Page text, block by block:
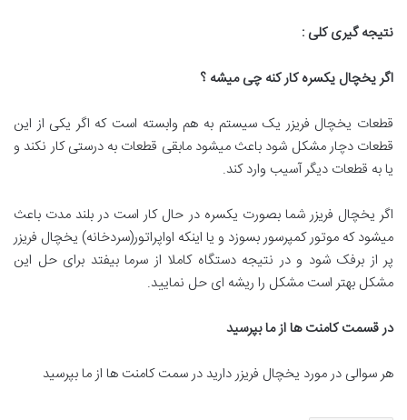
نتیجه گیری کلی :
اگر یخچال یکسره کار کنه چی میشه ؟
قطعات یخچال فریزر یک سیستم به هم وابسته است که اگر یکی از این
قطعات دچار مشکل شود باعث میشود مابقی قطعات به درستی کار نکند و
یا به قطعات دیگر آسیب وارد کند.
اگر یخچال فریزر شما بصورت یکسره در حال کار است در بلند مدت باعث
میشود که موتور کمپرسور بسوزد و یا اینکه اواپراتور(سردخانه) یخچال فریزر
پر از برفک شود و در نتیجه دستگاه کاملا از سرما بیفتد برای حل این
مشکل بهتر است مشکل را ریشه ای حل نمایید.
در قسمت کامنت ها از ما بپرسید
هر سوالی در مورد یخچال فریزر دارید در سمت کامنت ها از ما بپرسید